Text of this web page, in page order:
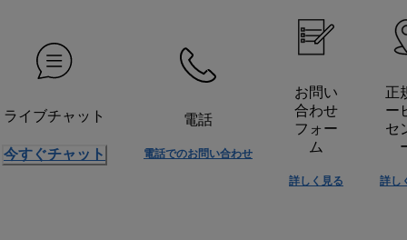
ライブチャット
今すぐチャット
電話
電話でのお問い合わせ
お問い
合わせ
フォー
ム
詳しく見る
正
ー
セ
詳し